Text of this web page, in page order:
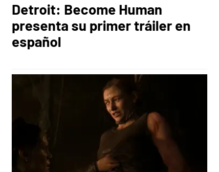
Detroit: Become Human
presenta su primer tráiler en
español